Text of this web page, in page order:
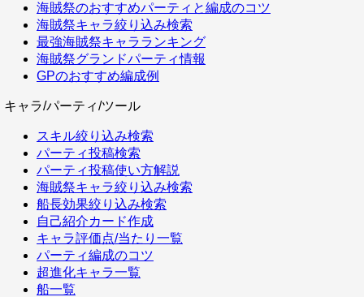
海賊祭のおすすめパーティと編成のコツ
海賊祭キャラ絞り込み検索
最強海賊祭キャラランキング
海賊祭グランドパーティ情報
GPのおすすめ編成例
キャラ/パーティ/ツール
スキル絞り込み検索
パーティ投稿検索
パーティ投稿使い方解説
海賊祭キャラ絞り込み検索
船長効果絞り込み検索
自己紹介カード作成
キャラ評価点/当たり一覧
パーティ編成のコツ
超進化キャラ一覧
船一覧